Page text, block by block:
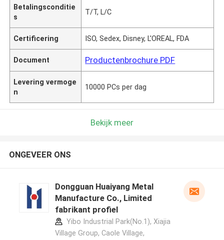
Betalingsconditie
s
T/T, L/C
Certificering ISO, Sedex, Disney, L'OREAL, FDA
Document Productenbrochure PDF
Levering vermoge
n
10000 PCs per dag
Bekijk meer
ONGEVEER ONS
Dongguan Huaiyang Metal
Manufacture Co., Limited
fabrikant profiel
Yibo Industrial Park(No.1), Xiajia
Village Group, Caole Village,